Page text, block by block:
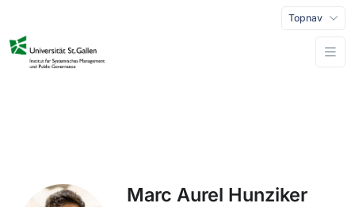
Topnav
Marc Aurel Hunziker